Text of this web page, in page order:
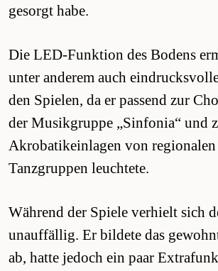
gesorgt habe.
Die LED-Funktion des Bodens
unter anderem auch
den Spielen, da er passend zur
der Musikgruppe „Sinfonia“ und
Akrobatikeinlagen von regionalen
Tanzgruppen leuchtete.
Während der Spiele verhielt sich
unauffällig. Er bildete das
ab, hatte jedoch ein paar